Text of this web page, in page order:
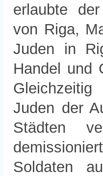
erlaubte
von Riga,
Juden in
Handel und
Juden der
Städten
Soldaten